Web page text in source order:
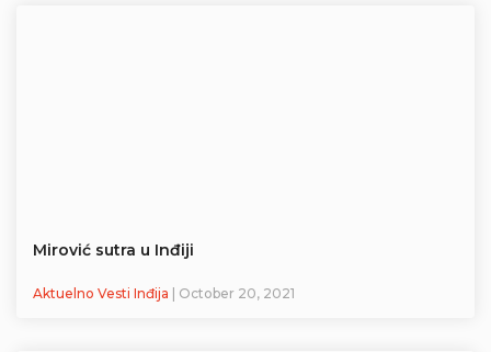
Mirović sutra u Inđiji
Aktuelno Vesti Inđija | October 20, 2021